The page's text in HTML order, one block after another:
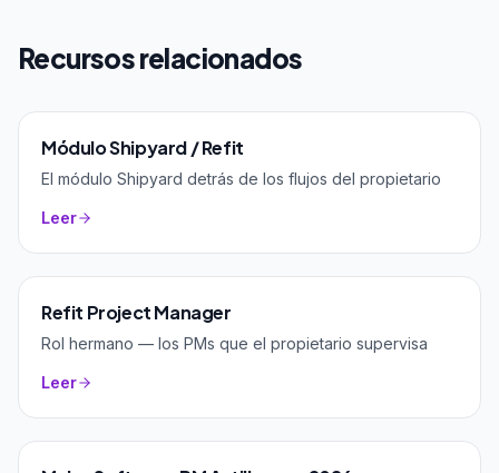
Recursos relacionados
Módulo Shipyard / Refit
El módulo Shipyard detrás de los flujos del propietario
Leer
Refit Project Manager
Rol hermano — los PMs que el propietario supervisa
Leer